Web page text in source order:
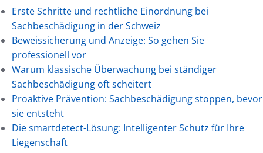
Erste Schritte und rechtliche Einordnung bei
Sachbeschädigung in der Schweiz
Beweissicherung und Anzeige: So gehen Sie
professionell vor
Warum klassische Überwachung bei ständiger
Sachbeschädigung oft scheitert
Proaktive Prävention: Sachbeschädigung stoppen, bevor
sie entsteht
Die smartdetect-Lösung: Intelligenter Schutz für Ihre
Liegenschaft